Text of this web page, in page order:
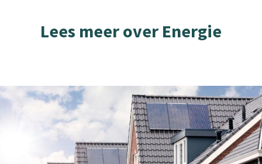
Lees meer over Energie